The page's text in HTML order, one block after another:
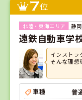
7位
静
遠鉄自動車学
インストラ
そんな理想
車種
普